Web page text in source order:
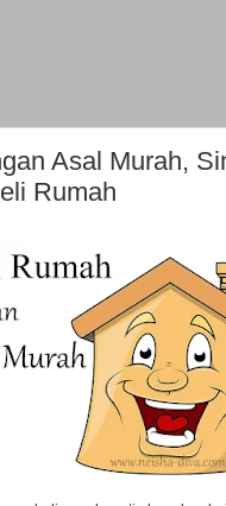
Asal Murah,
Rumah